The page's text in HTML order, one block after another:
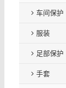
车间保护
服装
足部保护
手套